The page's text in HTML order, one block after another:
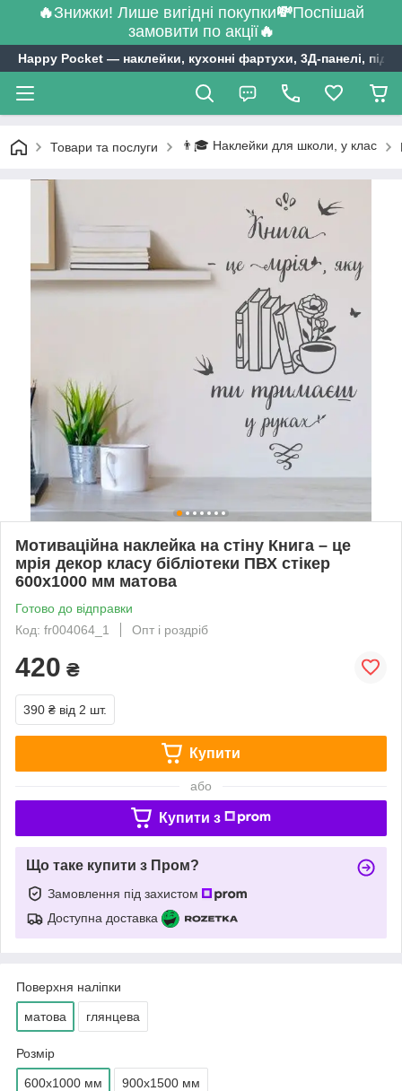
🔥Знижки! Лише вигідні покупки💸Поспішай
замовити по акції🔥
Happy Pocket ― наклейки, кухонні фартухи, 3Д-панелі,
Товари та послуги 👨🎓 Наклейки для школи, у клас
Мотиваційна наклейка на стіну Книга – це
мрія декор класу бібліотеки ПВХ стікер
600х1000 мм матова
Готово до відправки
Код: fr004064_1
Опт і роздріб
420 ₴
390 ₴ від 2 шт.
Купити
або
Купити з
Що таке купити з Пром?
Замовлення під захистом
Доступна доставка
Поверхня наліпки
матова глянцева
Розмір
600х1000 мм 900х1500 мм